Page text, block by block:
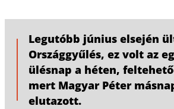
Legutóbb június elsején
Országgyűlés, ez volt az
ülésnap a héten,
mert Magyar Péter
elutazott.